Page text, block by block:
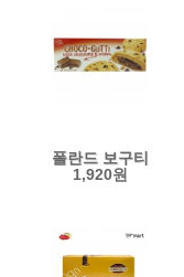
폴란드 보구티
초콜릿 크림 위드
1,920원